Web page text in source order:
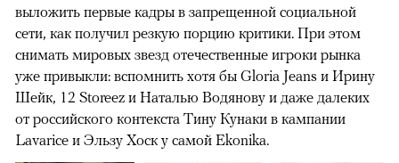
выложить первые кадры в запрещенной социальной
сети, как получил резкую порцию критики. При этом
снимать мировых звезд отечественные игроки рынка
уже привыкли: вспомнить хотя бы Gloria Jeans и Ирину
Шейк, 12 Storeez и Наталью Водянову и даже далеких
от российского контекста Тину Кунаки в кампании
Lavarice и Эльзу Хоск у самой Ekonika.